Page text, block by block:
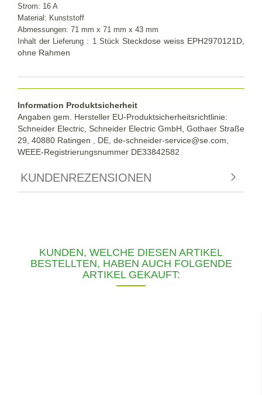
Strom: 16 A
Material: Kunststoff
Abmessungen: 71 mm x 71 mm x 43 mm
Inhalt der Lieferung : 1 Stück Steckdose weiss EPH2970121D,
ohne Rahmen
Information Produktsicherheit
Angaben gem. Hersteller EU-Produktsicherheitsrichtlinie:
Schneider Electric, Schneider Electric GmbH, Gothaer Straße
29, 40880 Ratingen , DE, de-schneider-service@se.com,
WEEE-Registrierungsnummer DE33842582
KUNDENREZENSIONEN
KUNDEN, WELCHE DIESEN ARTIKEL
BESTELLTEN, HABEN AUCH FOLGENDE
ARTIKEL GEKAUFT: